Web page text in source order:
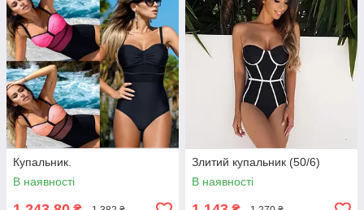
Купальник.
В наявності
Злитий купальник (50/6)
В наявності